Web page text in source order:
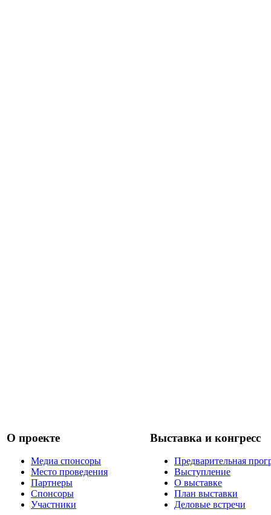
О проекте
Медиа спонсоры
Место проведения
Партнеры
Спонсоры
Участники
Выставка и конгресс
Предварительная
Выступление
О выставке
План выставки
Деловые встречи